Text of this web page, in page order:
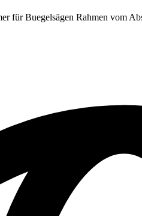
für Buegelsägen Rahmen vom